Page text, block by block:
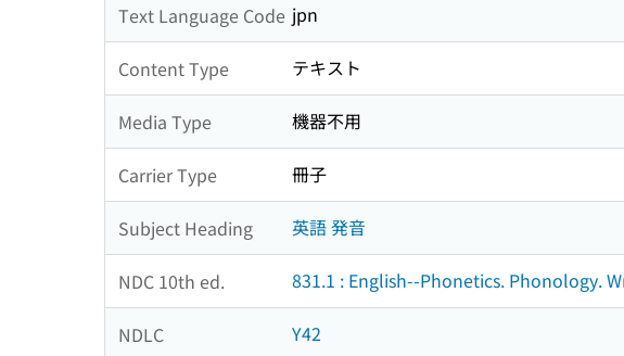
Text Language Code jpn
Content Type テキスト
Media Type 機器不用
Carrier Type 冊子
Subject Heading 英語 発音
NDC 10th ed. 831.1 : English--Phonetics. Phonology.
NDLC Y42